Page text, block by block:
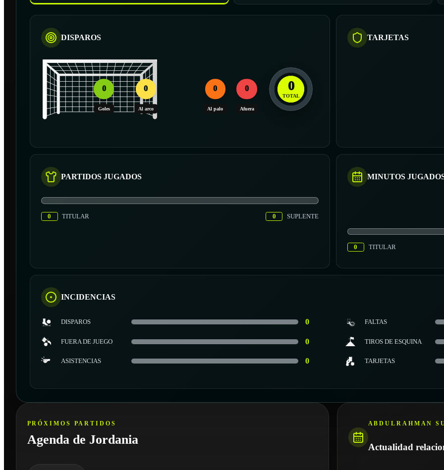
DISPAROS
0
Goles
0
Al arco
0
Al palo
0
Afuera
0
TOTAL
TARJETAS
PARTIDOS JUGADOS
0 TITULAR 0 SUPLENTE
MINUTOS
0 TITULAR
INCIDENCIAS
DISPAROS 0 FALTAS
FUERA DE JUEGO 0 TIROS DE ESQUINA
ASISTENCIAS 0 TARJETAS
PRÓXIMOS PARTIDOS
Agenda de Jordania
ABDULRAHMAN
Actualidad